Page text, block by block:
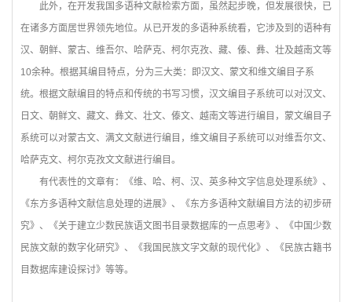
此外，在开发我国多语种文献检索方面，虽然起步晚，但发展很快，已
在诸多方面居世界领先地位。从已开发的多语种系统看，它涉及到的语种有
汉、朝鲜、蒙古、维吾尔、哈萨克、柯尔克孜、藏、傣、彝、壮及越南文等
10余种。根据其编目特点，分为三大类：即汉文、蒙文和维文编目子系
统。根据文献编目的特点和传统的书写习惯，汉文编目子系统可以对汉文、
日文、朝鲜文、藏文、彝文、壮文、傣文、越南文等进行编目，蒙文编目子
系统可以对蒙古文、满文文献进行编目，维文编目子系统可以对维吾尔文、
哈萨克文、柯尔克孜文文献进行编目。
有代表性的文章有：《维、哈、柯、汉、英多种文字信息处理系统》、
《东方多语种文献信息处理的进展》、《东方多语种文献编目方法的初步研
究》、《关于建立少数民族语文图书目录数据库的一点思考》、《中国少数
民族文献的数字化研究》、《我国民族文字文献的现代化》、《民族古籍书
目数据库建设探讨》等等。